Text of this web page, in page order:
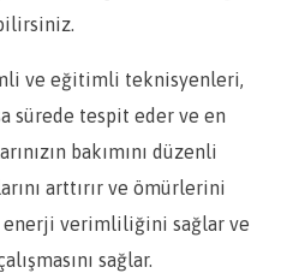
ve eğitimli teknisyenleri,
sürede tespit eder ve en
bakımını düzenli
arttırır ve ömürlerini
enerji verimliliğini sağlar ve
sağlar.